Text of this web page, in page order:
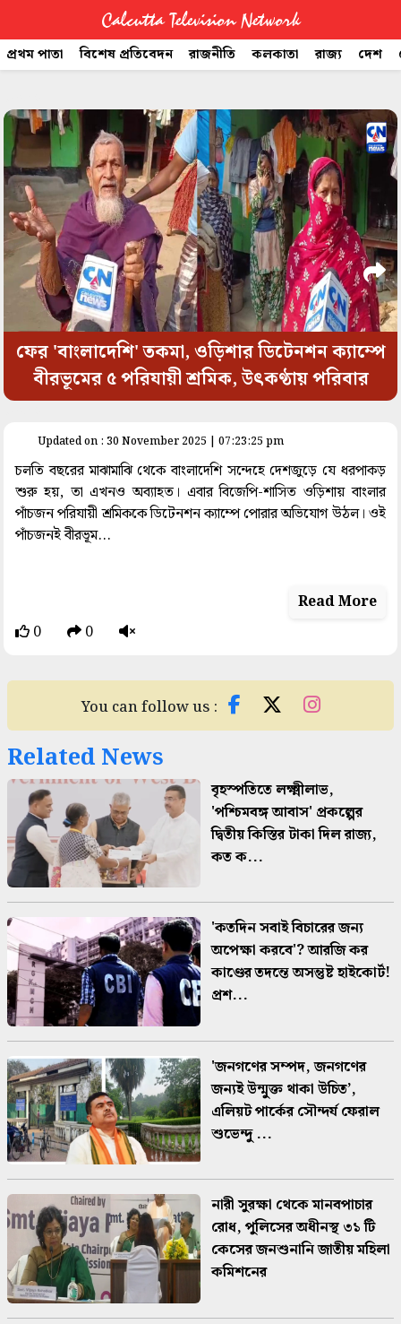
Calcutta Television Network
প্রথম পাতা বিশেষ প্রতিবেদন রাজনীতি কলকাতা রাজ্য দেশ
ফের 'বাংলাদেশি' তকমা, ওড়িশার ডিটেনশন ক্যাম্পে
বীরভূমের ৫ পরিযায়ী শ্রমিক, উৎকণ্ঠায় পরিবার
Updated on : 30 November 2025 | 07:23:25 pm
চলতি বছরের মাঝামাঝি থেকে বাংলাদেশি সন্দেহে দেশজুড়ে যে ধরপাকড়
শুরু হয়, তা এখনও অব্যাহত। এবার বিজেপি-শাসিত ওড়িশায় বাংলার
পাঁচজন পরিযায়ী শ্রমিককে ডিটেনশন ক্যাম্পে পোরার অভিযোগ উঠল। ওই
পাঁচজনই বীরভূম...
Read More
0
0
You can follow us :
Related News
বৃহস্পতিতে লক্ষ্মীলাভ,
'পশ্চিমবঙ্গ আবাস' প্রকল্পের
দ্বিতীয় কিস্তির টাকা দিল রাজ্য,
কত ক...
'কতদিন সবাই বিচারের জন্য
অপেক্ষা করবে'? আরজি কর
কাণ্ডের তদন্তে অসন্তুষ্ট হাইকোর্ট!
প্রশ...
'জনগণের সম্পদ, জনগণের
জন্যই উন্মুক্ত থাকা উচিত’,
এলিয়ট পার্কের সৌন্দর্য ফেরাল
শুভেন্দু ...
নারী সুরক্ষা থেকে মানবপাচার
রোধ, পুলিসের অধীনস্থ ৩১ টি
কেসের জনশুনানি জাতীয় মহিলা
কমিশনের
CTVN
Quick
Links
Legal